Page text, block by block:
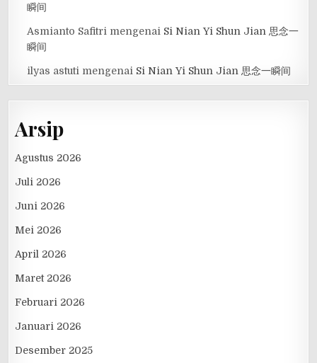
瞬间
Asmianto Safitri mengenai Si Nian Yi Shun Jian 思念一
瞬间
ilyas astuti mengenai Si Nian Yi Shun Jian 思念一瞬间
Arsip
Agustus 2026
Juli 2026
Juni 2026
Mei 2026
April 2026
Maret 2026
Februari 2026
Januari 2026
Desember 2025